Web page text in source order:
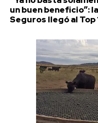
un buen beneficio”:
Seguros llegó al Top